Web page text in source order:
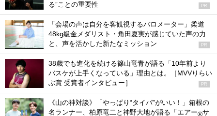
る”ことの重要性
PR
「会場の声は自分を客観視するバロメーター」柔道
48kg級金メダリスト・角田夏実が感じていた声の力
と、声を活かした新たなミッション
PR
38歳でも進化を続ける篠山竜青が語る「10年前より
バスケが上手くなっている」理由とは。［MVVりらい
ぶ賞 受賞者インタビュー］
PR
《山の神対談》「やっぱり“タイパ”がいい！」箱根の
名ランナー、柏原竜二と神野大地が語る「エアー®サ